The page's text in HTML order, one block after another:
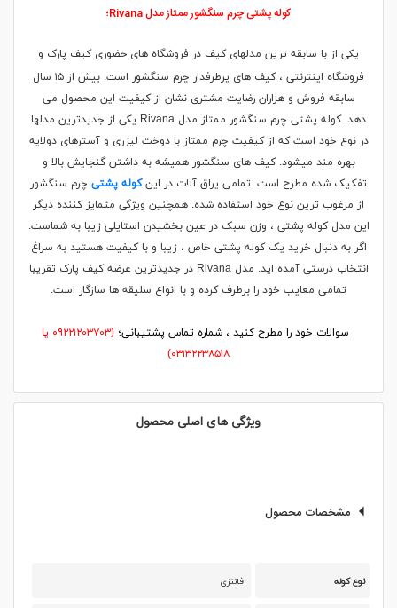
کوله پشتی چرم سنگشور ممتاز مدل Rivana؛
یکی از با سابقه ترین مدلهای کیف در فروشگاه های حضوری کیف پارک و
فروشگاه اینترنتی ، کیف های پرطرفدار چرم سنگشور است. بیش از ۱۵ سال
سابقه فروش و هزاران رضایت مشتری نشان از کیفیت این محصول می
دهد. کوله پشتی چرم سنگشور ممتاز مدل Rivana یکی از جدیدترین مدلها
در نوع خود است که از کیفیت چرم ممتاز با دوخت لیزری و آسترهای دولایه
بهره مند میشود. کیف های سنگشور همیشه به داشتن گنجایش بالا و
تفکیک شده مطرح است. تمامی یراق آلات در اینکوله پشتیچرم سنگشور
از مرغوب ترین نوع خود استفاده شده. همچنین ویژگی متمایز کننده دیگر
این مدل کوله پشتی ، وزن سبک در عین بخشیدن استایلی زیبا به شماست.
اگر به دنبال خرید یک کوله پشتی خاص ، زیبا و با کیفیت هستید به سراغ
انتخاب درستی آمده اید. مدل Rivana در جدیدترین عرضه کیف پارک تقریبا
تمامی معایب خود را برطرف کرده و با انواع سلیقه ها سازگار است.
سوالات خود را مطرح کنید ، شماره تماس پشتیبانی؛
(۰۹۲۲۱۲۰۳۷۰۳ یا
۰۳۱۳۲۲۳۸۵۱۸)
ویژگی های اصلی محصول
مشخصات محصول
نوع کوله فانتزی